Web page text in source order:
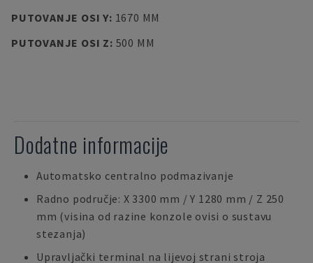
PUTOVANJE OSI Y: 1670 MM
PUTOVANJE OSI Z: 500 MM
Dodatne informacije
Automatsko centralno podmazivanje
Radno područje: X 3300 mm / Y 1280 mm / Z 250
mm (visina od razine konzole ovisi o sustavu
stezanja)
Upravljački terminal na lijevoj strani stroja